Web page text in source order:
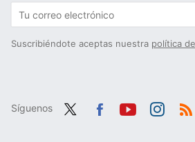
Suscribiéndote aceptas nuestra política
Síguenos